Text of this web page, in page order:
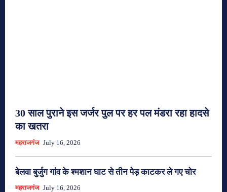
30 साल पुराने इस जर्जर पुल पर हर पल मंडरा रहा हादसे
का खतरा
महराजगंज July 16, 2026
बेलवा बुर्जुग गांव के श्मशान घाट से तीन पेड़ काटकर ले गए चोर
महराजगंज July 16, 2026